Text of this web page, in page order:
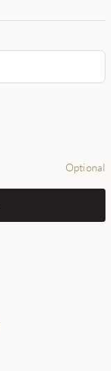
Optional